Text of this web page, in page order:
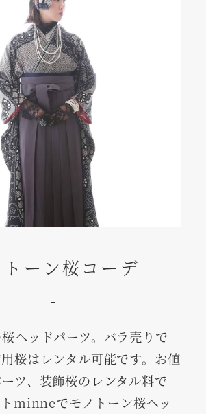
ーン桜コーデ
ヘッドパーツ。バラ売りで
桜はレンタル可能です。お値
ツ、装飾桜のレンタル料で
minneでモノトーン桜ヘッ